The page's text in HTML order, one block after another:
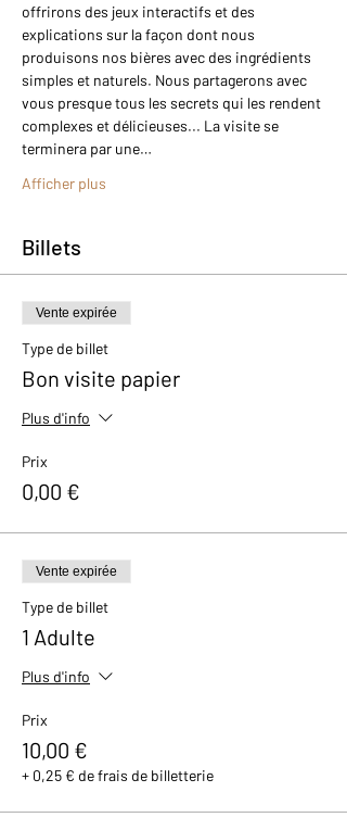
offrirons des jeux interactifs et des
explications sur la façon dont nous
produisons nos bières avec des ingrédients
simples et naturels. Nous partagerons avec
vous presque tous les secrets qui les rendent
complexes et délicieuses... La visite se
terminera par une…
Afficher plus
Billets
Vente expirée
Type de billet
Bon visite papier
Plus d'info
Prix
0,00 €
Vente expirée
Type de billet
1 Adulte
Plus d'info
Prix
10,00 €
+ 0,25 € de frais de billetterie